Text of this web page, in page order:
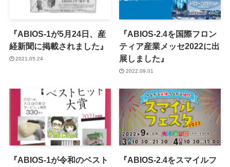
『ABIOS-1が5月24日、産
経新聞に掲載されました』
2021.05.24
『ABIOS-2.4を国際フロン
ティア産業メッセ2022に出
展しました』
2022.09.01
『ABIOS-1が令和のベスト
『ABIOS-2.4をスマイルフ